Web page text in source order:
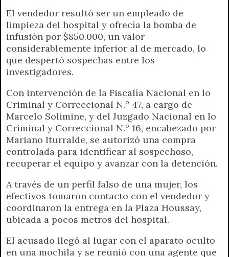
El vendedor resultó ser un empleado de
limpieza del hospital y ofrecía la bomba de
infusión por $850.000, un valor
considerablemente inferior al de mercado, lo
que despertó sospechas entre los
investigadores.
Con intervención de la Fiscalía Nacional en lo
Criminal y Correccional N.º 47, a cargo de
Marcelo Solimine, y del Juzgado Nacional en lo
Criminal y Correccional N.º 16, encabezado por
Mariano Iturralde, se autorizó una compra
controlada para identificar al sospechoso,
recuperar el equipo y avanzar con la detención.
A través de un perfil falso de una mujer, los
efectivos tomaron contacto con el vendedor y
coordinaron la entrega en la Plaza Houssay,
ubicada a pocos metros del hospital.
El acusado llegó al lugar con el aparato oculto
en una mochila y se reunió con una agente que